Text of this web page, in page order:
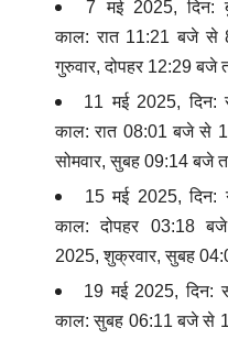
7 मई 2025, दिन:
काल: रात 11:21 बजे से
गुरुवार, दोपहर 12:29 बजे
11 मई 2025, दिन:
काल: रात 08:01 बजे से
सोमवार, सुबह 09:14 बजे
15 मई 2025, दिन:
काल: दोपहर 03:18
2025, शुक्रवार, सुबह
19 मई 2025, दिन:
काल: सुबह 06:11 बजे से